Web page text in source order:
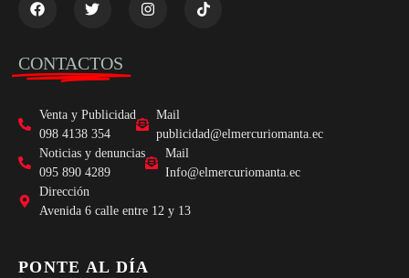
CONTACTOS
Venta y Publicidad
098 4138 354
Mail
publicidad@elmercuriomanta.ec
Noticias y denuncias
095 890 4289
Mail
Info@elmercuriomanta.ec
Dirección
Avenida 6 calle entre 12 y 13
PONTE AL DÍA